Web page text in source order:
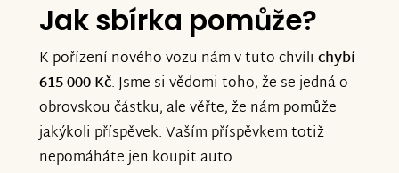
Jak sbírka pomůže?
K pořízení nového vozu nám v tuto chvíli chybí
615 000 Kč. Jsme si vědomi toho, že se jedná o
obrovskou částku, ale věřte, že nám pomůže
jakýkoli příspěvek. Vaším příspěvkem totiž
nepomáháte jen koupit auto.